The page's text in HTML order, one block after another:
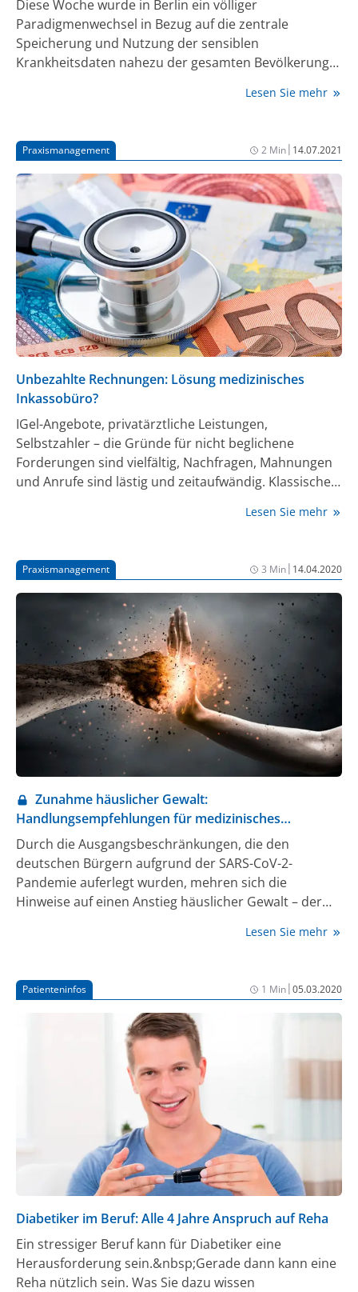
Diese Woche wurde in Berlin ein völliger
Paradigmenwechsel in Bezug auf die zentrale
Speicherung und Nutzung der sensiblen
Krankheitsdaten nahezu der gesamten Bevölkerung
erteilt der Gematik den Auftrag, ein EPA-Konzept zu
bisherigen Planung steht. War bisher geplant, die
patientengeführte EPA auf freiwilliger Basis für die
Bürger bereitzustellen, soll nun die Freiwilligkeit
abgeschafft werden zugunsten einer völlig
automatisierten Speicherung aller Arztbriefe. Die
Patientendaten sollen zudem automatisch allen
möglichen Medizinbereichsteilnehmern und auch
einem Forschungsdatenzentrum zugänglich sein.
Man soll sich nur noch durch eine dezidierte
Ablehnung davor schützen können.
Lesen Sie mehr
Praxismanagement 2 Min| 14.07.2021
Unbezahlte Rechnungen: Lösung medizinisches
Inkassobüro?
IGel-Angebote, privatärztliche Leistungen,
Selbstzahler – die Gründe für nicht beglichene
Forderungen sind vielfältig, Nachfragen, Mahnungen
und Anrufe sind lästig und zeitaufwändig. Klassisches
oft massiv. Was also tun, wenn Rechnungen von
Inkassounternehmen, die auf die Belange von
Arztpraxen spezialisiert sind.
Lesen Sie mehr
Praxismanagement 3 Min| 14.04.2020
Zunahme häuslicher Gewalt:
Handlungsempfehlungen für medizinisches
Fachpersonal
Durch die Ausgangsbeschränkungen, die den
deutschen Bürgern aufgrund der SARS-CoV-2-
Pandemie auferlegt wurden, mehren sich die
Hinweise auf einen Anstieg häuslicher Gewalt – der
und Pschotherapeuten praxisnahe Tipps zum
Lesen Sie mehr
Patienteninfos 1 Min|05.03.2020
Diabetiker im Beruf: Alle 4 Jahre Anspruch auf Reha
Ein stressiger Beruf kann für Diabetiker eine
Herausforderung sein.&nbsp;Gerade dann kann eine
Reha nützlich sein. Was Sie dazu wissen